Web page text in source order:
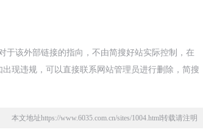
于该外部链接的指向，不由简搜好站实际控制，在
现违规，可以直接联系网站管理员进行删除，简搜
本文地址https://www.6035.com.cn/sites/1004.html转载请注明